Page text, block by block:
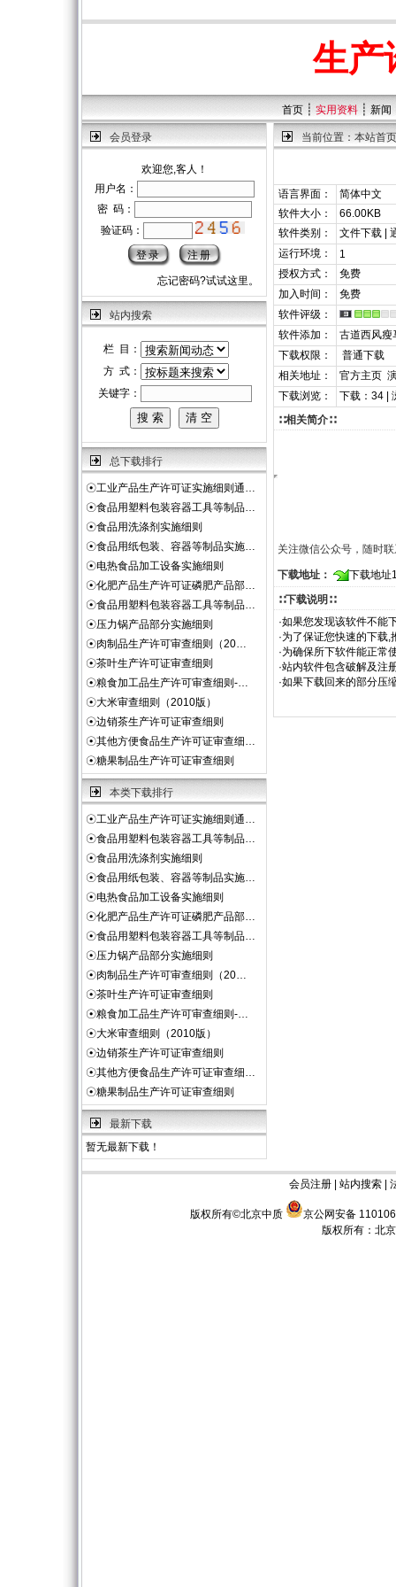
生产
首页 ┊ 实用资料 ┊ 新闻
会员登录
欢迎您,客人！
用户名：
密 码：
验证码：
忘记密码?试试这里。
站内搜索
栏 目：
方 式：
关键字：
总下载排行
☉工业产品生产许可证实施细则通…
☉食品用塑料包装容器工具等制品…
☉食品用洗涤剂实施细则
☉食品用纸包装、容器等制品实施…
☉电热食品加工设备实施细则
☉化肥产品生产许可证磷肥产品部…
☉食品用塑料包装容器工具等制品…
☉压力锅产品部分实施细则
☉肉制品生产许可审查细则（20…
☉茶叶生产许可证审查细则
☉粮食加工品生产许可审查细则-…
☉大米审查细则（2010版）
☉边销茶生产许可证审查细则
☉其他方便食品生产许可证审查细…
☉糖果制品生产许可证审查细则
本类下载排行
☉工业产品生产许可证实施细则通…
☉食品用塑料包装容器工具等制品…
☉食品用洗涤剂实施细则
☉食品用纸包装、容器等制品实施…
☉电热食品加工设备实施细则
☉化肥产品生产许可证磷肥产品部…
☉食品用塑料包装容器工具等制品…
☉压力锅产品部分实施细则
☉肉制品生产许可审查细则（20…
☉茶叶生产许可证审查细则
☉粮食加工品生产许可审查细则-…
☉大米审查细则（2010版）
☉边销茶生产许可证审查细则
☉其他方便食品生产许可证审查细…
☉糖果制品生产许可证审查细则
最新下载
暂无最新下载！
当前位置： 本站首页
语言界面：
简体中文
软件大小：
66.00KB
软件类别：
文件下载 |
运行环境：
1
授权方式：
免费
加入时间：
免费
软件评级：
软件添加：
古道西风瘦
下载权限：
普通下载
相关地址：
官方主页
下载浏览：
下载：34 |
∷相关简介∷
关注微信公众号，随时
下载地址：
下载地址
∷下载说明∷
·如果您发现该软件不能
·为了保证您快速的下载,
·为确保所下软件能正常
·站内软件包含破解及注
·如果下载回来的部分压
会员注册| 站内搜索|
版权所有©北京中质
京公网安备
版权所有： 北